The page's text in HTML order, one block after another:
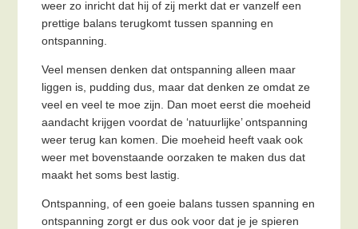
weer zo inricht dat hij of zij merkt dat er vanzelf een
prettige balans terugkomt tussen spanning en
ontspanning.
Veel mensen denken dat ontspanning alleen maar
liggen is, pudding dus, maar dat denken ze omdat ze
veel en veel te moe zijn. Dan moet eerst die moeheid
aandacht krijgen voordat de ‘natuurlijke’ ontspanning
weer terug kan komen. Die moeheid heeft vaak ook
weer met bovenstaande oorzaken te maken dus dat
maakt het soms best lastig.
Ontspanning, of een goeie balans tussen spanning en
ontspanning zorgt er dus ook voor dat je je spieren